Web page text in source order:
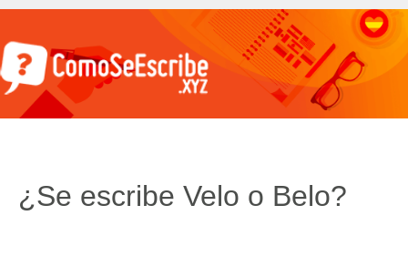
¿Se escribe Velo o Belo?